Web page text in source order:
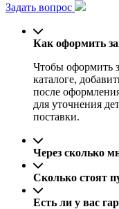
Задать вопрос
Как оформить
Чтобы оформить
каталоге,
после
для уточнения
поставки.
Через сколько
Сколько стоят
Есть ли у вас